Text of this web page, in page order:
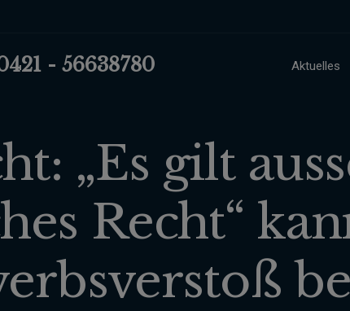
- 56638780 Aktuelles
„Es gilt
Recht“